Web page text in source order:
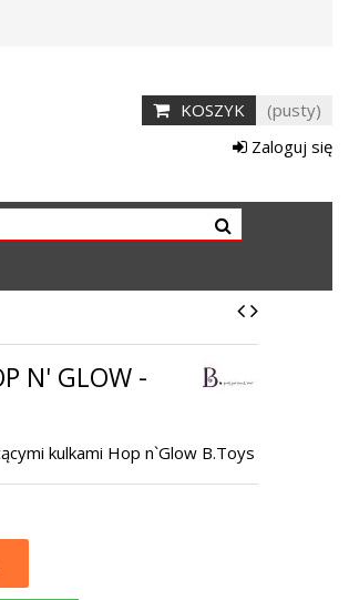
KOSZYK
(pusty)
Zaloguj się
N' GLOW -
kulkami Hop n`Glow B.Toys